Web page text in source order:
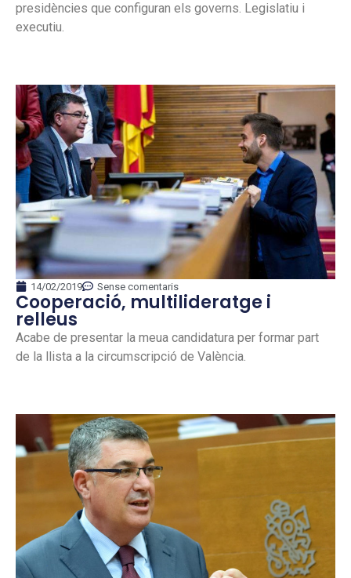
presidències que configuran els governs. Legislatiu i
executiu.
14/02/2019 Sense comentaris
Cooperació, multilideratge i
relleus
Acabe de presentar la meua candidatura per formar part
de la llista a la circumscripció de València.